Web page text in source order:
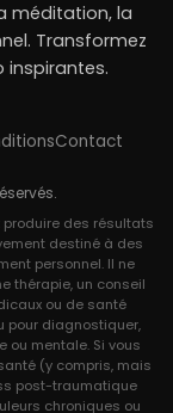
méditation, la
Transformez
inspirantes.
Contact
des résultats
destiné à des
personnel. Il ne
thérapie, un conseil
ou de santé
pour diagnostiquer,
ou mentale. Si vous
(y compris, mais
post-traumatique
chroniques ou